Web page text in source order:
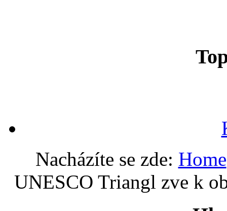
Nacházíte se zde: Home
UNESCO Triangl zve k